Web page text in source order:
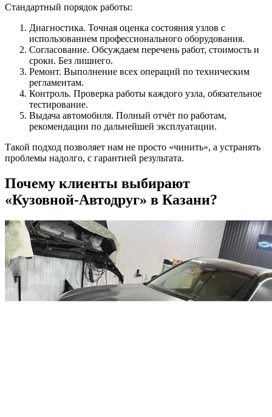
Стандартный порядок работы:
Диагностика. Точная оценка состояния узлов с
использованием профессионального оборудования.
Согласование. Обсуждаем перечень работ, стоимость и
сроки. Без лишнего.
Ремонт. Выполнение всех операций по техническим
регламентам.
Контроль. Проверка работы каждого узла, обязательное
тестирование.
Выдача автомобиля. Полный отчёт по работам,
рекомендации по дальнейшей эксплуатации.
Такой подход позволяет нам не просто «чинить», а устранять
проблемы надолго, с гарантией результата.
Почему клиенты выбирают
«Кузовной-Автодруг» в Казани?